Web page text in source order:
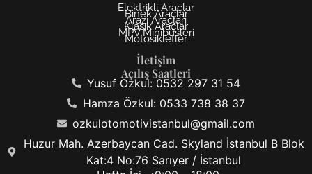
Elektrikli Araçlar
Binek Araçlar
Arazi Araçları
Klasik Araçlar
MPV Minibüsleri
Motosikletler
İletişim
Açılış Saatleri
Yusuf Özkul: 0532 297 31 54
Hamza Özkul: 0533 738 38 37
ozkulotomotivistanbul@gmail.com
Huzur Mah. Azerbaycan Cad. Skyland İstanbul B Blok
Kat:4 No:76 Sarıyer / İstanbul